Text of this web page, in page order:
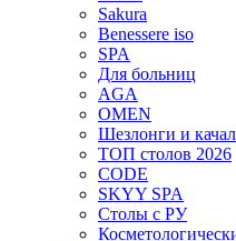
Sakura
Benessere iso
SPA
Для больниц
AGA
OMEN
Шезлонги и
ТОП столов 2026
CODE
SKYY SPA
Столы с РУ